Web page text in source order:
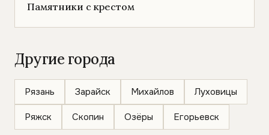
Памятники с крестом
Другие города
Рязань Зарайск Михайлов Луховицы
Ряжск Скопин Озёры Егорьевск